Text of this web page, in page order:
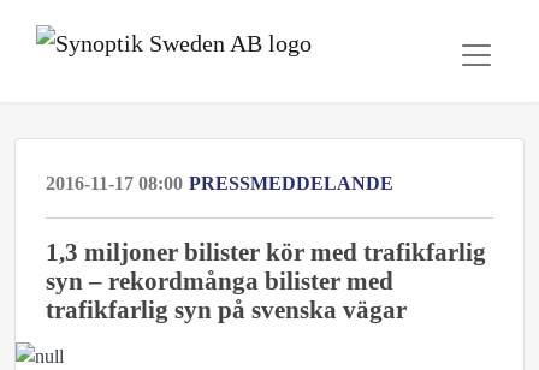
2016-11-17 08:00 PRESSMEDDELANDE
1,3 miljoner bilister kör med trafikfarlig
syn – rekordmånga bilister med
trafikfarlig syn på svenska vägar